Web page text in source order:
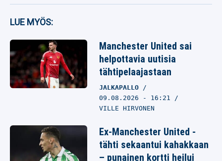
LUE MYÖS:
Manchester United sai
helpottavia uutisia
tähtipelaajastaan
JALKAPALLO
09.08.2026 - 16:21
VILLE HIRVONEN
Ex-Manchester United -
tähti sekaantui kahakkaan
– punainen kortti heilui